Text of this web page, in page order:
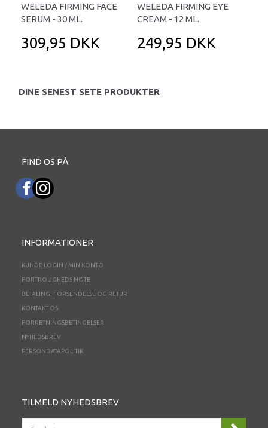
WELEDA FIRMING FACE
SERUM - 30 ML.
309,95 DKK
WELEDA FIRMING EYE
CREAM - 12 ML.
249,95 DKK
DINE SENEST SETE PRODUKTER
FIND OS PÅ
INFORMATIONER
KUNDE LOGIN / MIN KONTO
FORTROLIGHEDS NOTE
BETALING, FORSENDELSE OG RETUR
KONTAKT OS
FORRETNINGSBETINGELSER
NYHEDSBREV
PERSONDATAPOLITIK
TILMELD NYHEDSBREV